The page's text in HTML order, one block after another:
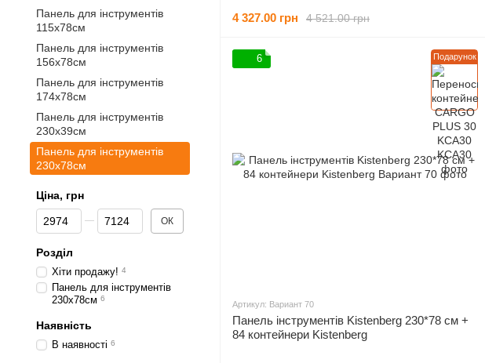
4 521.00 грн
4 327.00 грн
Подарунок
6
Артикул: Вариант 70
Панель інструментів Kistenberg 230*78 см +
84 контейнери Kistenberg
Панель для інструментів
115х78см
Панель для інструментів
156х78см
Панель для інструментів
174х78cм
Панель для інструментів
230х39см
Панель для інструментів
230х78см
Ціна, грн
Від Ціна, грн
До Ціна, грн ОК
Розділ
Хіти продажу! 4
Панель для інструментів
230х78см 6
Наявність
В наявності 6